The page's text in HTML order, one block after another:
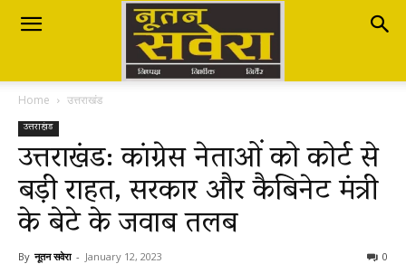
Nutan
Savera
नूतन
सवेरा
Home उत्तराखंड
उत्तराखंड
उत्तराखंड: कांग्रेस नेताओं को कोर्ट से
बड़ी राहत, सरकार और कैबिनेट मंत्री
के बेटे के जवाब तलब
By नूतन सवेरा - January 12, 2023 0